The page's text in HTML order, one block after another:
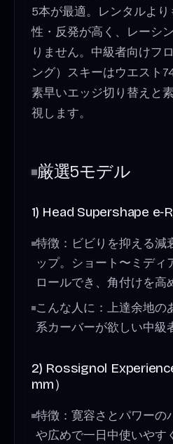
5本が最適。レンタルよ
性・反発が高く、レーシ
りません。中級者向けフ
ング）スキーはウエスト
素早いエッジ切り替えと
視します。
厳選5モデル
1) Head Supershape
特徴：ビビりを抑える減
ップ。ショート〜ミディ
ロールでき、角付けを高
こんな人に：上達余地の
系カーバーが欲しい中級
2) Rossignol
mm）
特徴：寛容さとパワーの
や広めで一日中使いやす